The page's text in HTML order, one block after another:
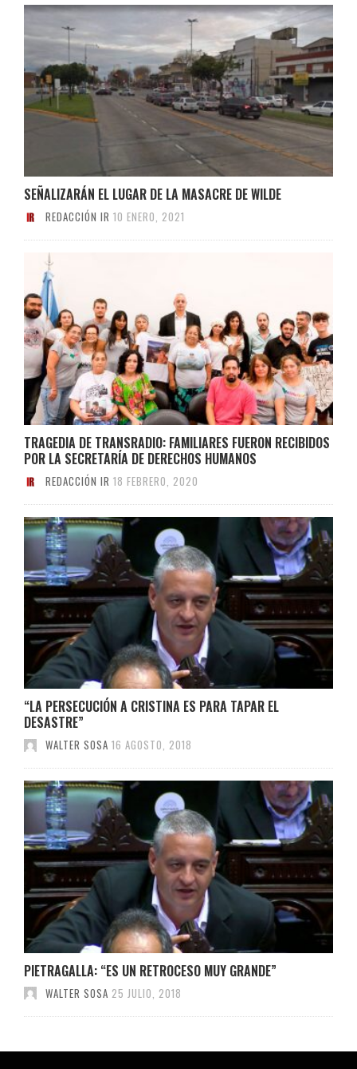
SEÑALIZARÁN EL LUGAR DE LA MASACRE DE WILDE
REDACCIÓN IR 10 ENERO, 2021
TRAGEDIA DE TRANSRADIO: FAMILIARES FUERON RECIBIDOS
POR LA SECRETARÍA DE DERECHOS HUMANOS
REDACCIÓN IR 18 FEBRERO, 2020
“LA PERSECUCIÓN A CRISTINA ES PARA TAPAR EL
DESASTRE”
WALTER SOSA 16 AGOSTO, 2018
PIETRAGALLA: “ES UN RETROCESO MUY GRANDE”
WALTER SOSA 25 JULIO, 2018